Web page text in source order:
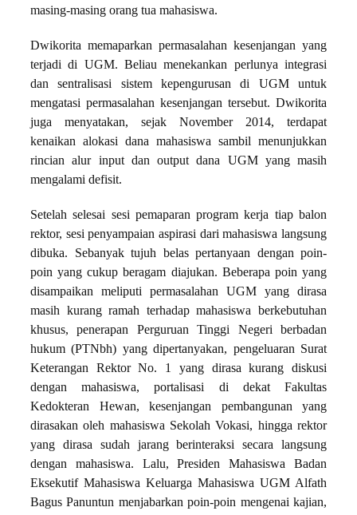
masing-masing orang tua mahasiswa.
Dwikorita memaparkan permasalahan kesenjangan yang
terjadi di UGM. Beliau menekankan perlunya integrasi
dan sentralisasi sistem kepengurusan di UGM untuk
mengatasi permasalahan kesenjangan tersebut. Dwikorita
juga menyatakan, sejak November 2014, terdapat
kenaikan alokasi dana mahasiswa sambil menunjukkan
rincian alur input dan output dana UGM yang masih
mengalami defisit.
Setelah selesai sesi pemaparan program kerja tiap balon
rektor, sesi penyampaian aspirasi dari mahasiswa langsung
dibuka. Sebanyak tujuh belas pertanyaan dengan poin-
poin yang cukup beragam diajukan. Beberapa poin yang
disampaikan meliputi permasalahan UGM yang dirasa
masih kurang ramah terhadap mahasiswa berkebutuhan
khusus, penerapan Perguruan Tinggi Negeri berbadan
hukum (PTNbh) yang dipertanyakan, pengeluaran Surat
Keterangan Rektor No. 1 yang dirasa kurang diskusi
dengan mahasiswa, portalisasi di dekat Fakultas
Kedokteran Hewan, kesenjangan pembangunan yang
dirasakan oleh mahasiswa Sekolah Vokasi, hingga rektor
yang dirasa sudah jarang berinteraksi secara langsung
dengan mahasiswa. Lalu, Presiden Mahasiswa Badan
Eksekutif Mahasiswa Keluarga Mahasiswa UGM Alfath
Bagus Panuntun menjabarkan poin-poin mengenai kajian,